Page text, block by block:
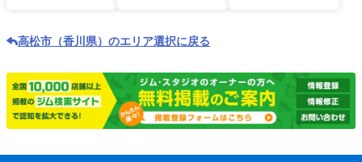
高松市（香川県）のエリア選択に戻る